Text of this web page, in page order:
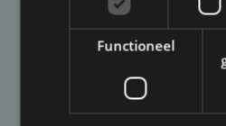
Taalfout
Heb je een taal- of
Functioneel